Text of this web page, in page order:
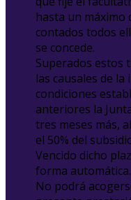
hasta un máximo
contados todos
se concede.
Superados estos
las causales de la
condiciones
anteriores la
tres meses más,
el 50% del
Vencido dicho
forma automática.
No podrá